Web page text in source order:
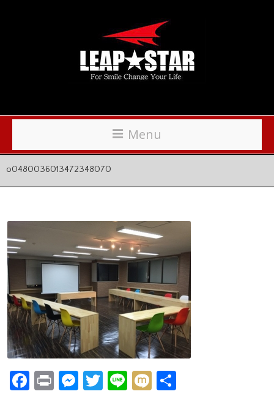
Menu
o0480036013472348070
F Pr M T Li M